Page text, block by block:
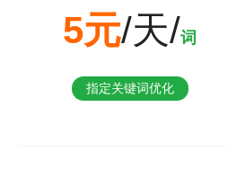
5元/天/词
指定关键词优化